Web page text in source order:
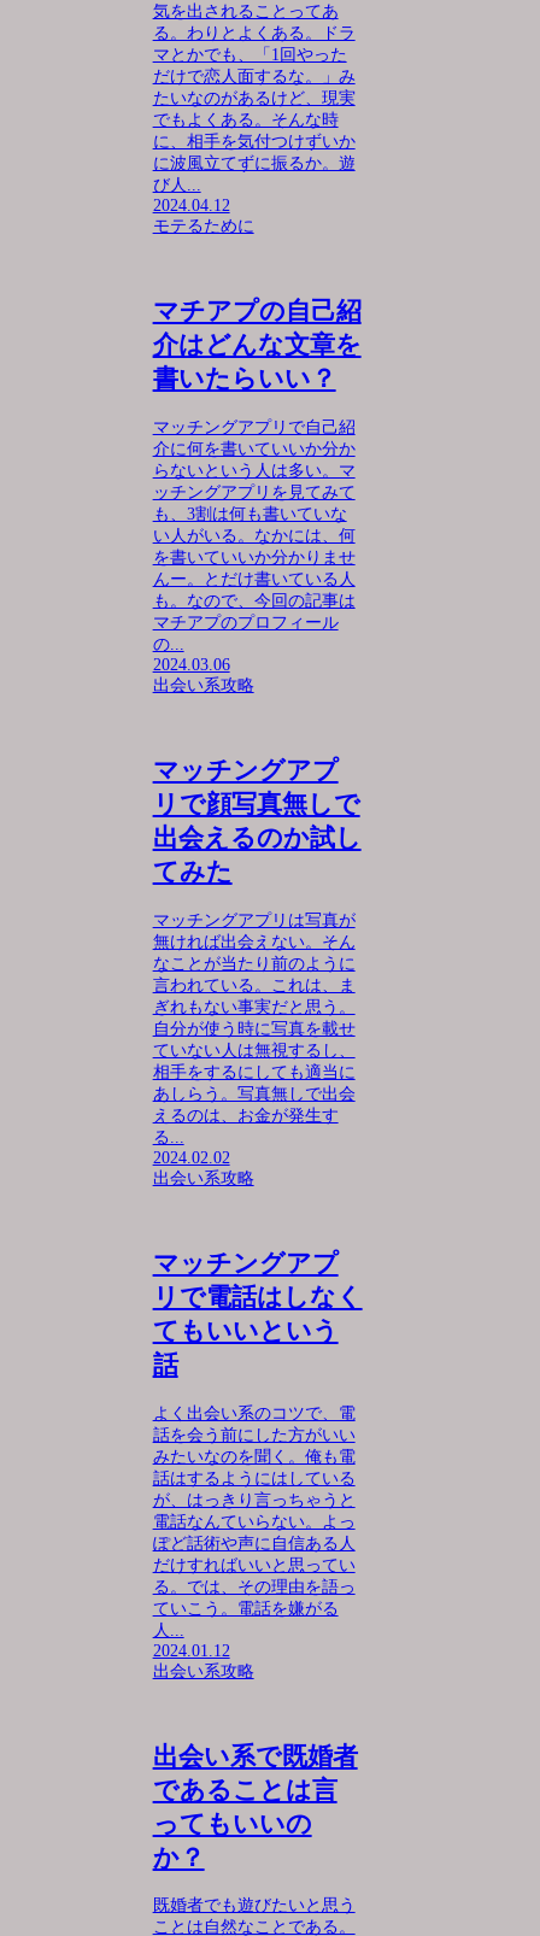
気を出されることってあ
る。わりとよくある。ドラ
マとかでも、「1回やった
だけで恋人面するな。」み
たいなのがあるけど、現実
でもよくある。そんな時
に、相手を気付つけずいか
に波風立てずに振るか。遊
び人...
2024.04.12
モテるために
マチアプの自己紹
介はどんな文章を
書いたらいい？
マッチングアプリで自己紹
介に何を書いていいか分か
らないという人は多い。マ
ッチングアプリを見てみて
も、3割は何も書いていな
い人がいる。なかには、何
を書いていいか分かりませ
んー。とだけ書いている人
も。なので、今回の記事は
マチアプのプロフィール
の...
2024.03.06
出会い系攻略
マッチングアプ
リで顔写真無しで
出会えるのか試し
てみた
マッチングアプリは写真が
無ければ出会えない。そん
なことが当たり前のように
言われている。これは、ま
ぎれもない事実だと思う。
自分が使う時に写真を載せ
ていない人は無視するし、
相手をするにしても適当に
あしらう。写真無しで出会
えるのは、お金が発生す
る...
2024.02.02
出会い系攻略
マッチングアプ
リで電話はしなく
てもいいという
話
よく出会い系のコツで、電
話を会う前にした方がいい
みたいなのを聞く。俺も電
話はするようにはしている
が、はっきり言っちゃうと
電話なんていらない。よっ
ぽど話術や声に自信ある人
だけすればいいと思ってい
る。では、その理由を語っ
ていこう。電話を嫌がる
人...
2024.01.12
出会い系攻略
出会い系で既婚者
であることは言
ってもいいの
か？
既婚者でも遊びたいと思う
ことは自然なことである。